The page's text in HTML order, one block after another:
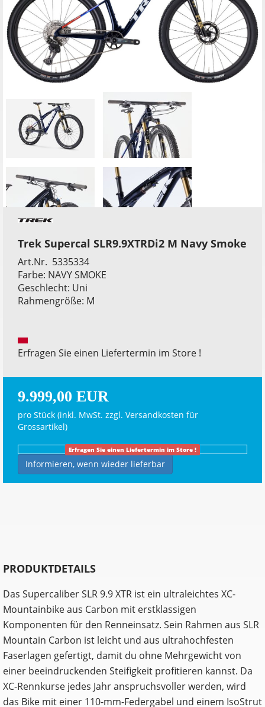
Trek Supercal SLR9.9XTRDi2 M Navy Smoke
Art.Nr. 5335334
Farbe: NAVY SMOKE
Geschlecht: Uni
Rahmengröße: M
Erfragen Sie einen Liefertermin im Store !
9.999,00 EUR
pro Stück (inkl. MwSt. zzgl. Versandkosten für
Grossartikel)
Erfragen Sie einen Liefertermin im Store !
Informieren, wenn wieder lieferbar
PRODUKTDETAILS
Das Supercaliber SLR 9.9 XTR ist ein ultraleichtes XC-
Mountainbike aus Carbon mit erstklassigen
Komponenten für den Renneinsatz. Sein Rahmen aus SLR
Mountain Carbon ist leicht und aus ultrahochfesten
Faserlagen gefertigt, damit du ohne Mehrgewicht von
einer beeindruckenden Steifigkeit profitieren kannst. Da
XC-Rennkurse jedes Jahr anspruchsvoller werden, wird
das Bike mit einer 110-mm-Federgabel und einem IsoStrut